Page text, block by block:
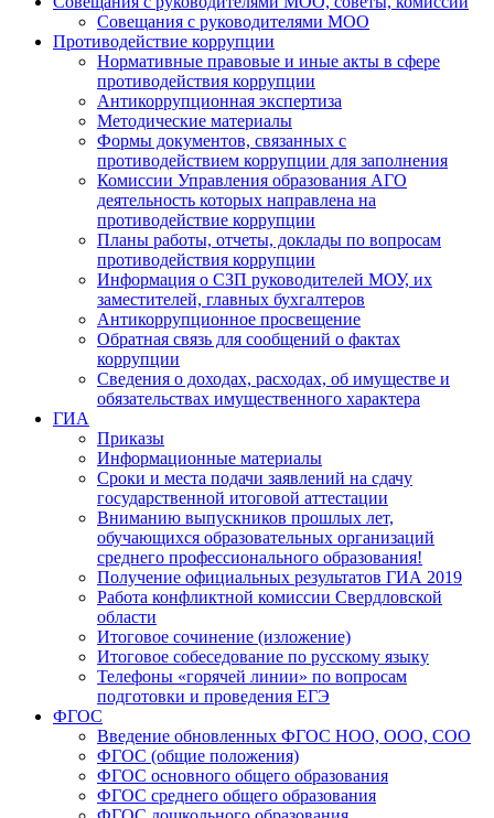
Совещания с руководителями МОО
Противодействие коррупции
Нормативные правовые и иные акты в сфере
противодействия коррупции
Антикоррупционная экспертиза
Методические материалы
Формы документов, связанных с
противодействием коррупции для заполнения
Комиссии Управления образования АГО
деятельность которых направлена на
противодействие коррупции
Планы работы, отчеты, доклады по вопросам
противодействия коррупции
Информация о СЗП руководителей МОУ, их
заместителей, главных бухгалтеров
Антикоррупционное просвещение
Обратная связь для сообщений о фактах
коррупции
Сведения о доходах, расходах, об имуществе и
обязательствах имущественного характера
ГИА
Приказы
Информационные материалы
Сроки и места подачи заявлений на сдачу
государственной итоговой аттестации
Вниманию выпускников прошлых лет,
обучающихся образовательных организаций
среднего профессионального образования!
Получение официальных результатов ГИА 2019
Работа конфликтной комиссии Свердловской
области
Итоговое сочинение (изложение)
Итоговое собеседование по русскому языку
Телефоны «горячей линии» по вопросам
подготовки и проведения ЕГЭ
ФГОС
Введение обновленных ФГОС НОО, ООО, СОО
ФГОС (общие положения)
ФГОС основного общего образования
ФГОС среднего общего образования